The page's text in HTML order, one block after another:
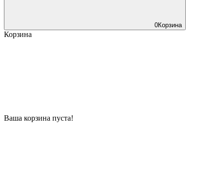
0Корзина
Корзина
Ваша корзина пуста!